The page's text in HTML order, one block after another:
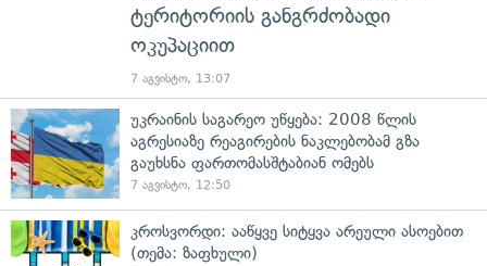
ტერიტორიის განგრძობადი
ოკუპაციით
7 აგვისტო, 13:07
უკრაინის საგარეო უწყება: 2008 წლის
აგრესიაზე რეაგირების ნაკლებობამ გზა
გაუხსნა ფართომასშტაბიან ომებს
7 აგვისტო, 12:50
კროსვორდი: ააწყვე სიტყვა არეული ასოებით
(თემა: ზაფხული)